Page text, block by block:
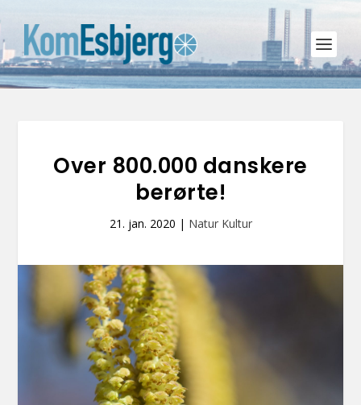
Over 800.000 danskere
berørte!
21. jan. 2020 | Natur Kultur